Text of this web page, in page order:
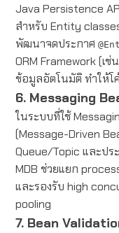
Java Persistence
สำหรับ Entity
พัฒนาจดประกาศ
ORM Framework (เ
ข้อมูลอัตโนมัติ ทำให้โ
6. Messaging
ในระบบที่ใช้
(Message-Driven
Queue/Topic และป
MDB ช่วยแยก
และรองรับ high
pooling
7. Bean